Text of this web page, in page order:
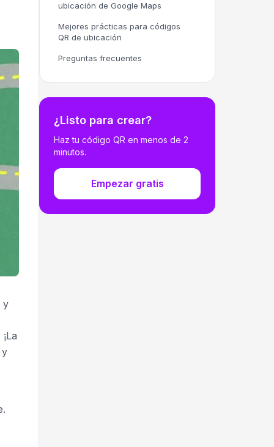
y
y
ubicación de Google Maps
Mejores prácticas para códigos
QR de ubicación
Preguntas frecuentes
¿Listo para crear?
Haz tu código QR en menos de 2
minutos.
Empezar gratis